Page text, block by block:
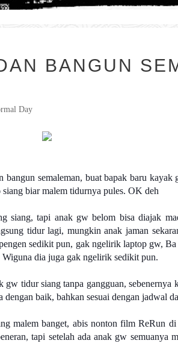
BANGUN
Day
bangun semaleman, buat bapak baru
biar malem tidurnya pules. OK deh
siang, tapi anak gw belom bisa diajak
tidur lagi, mungkin anak jaman
sedikit pun, gak ngelirik laptop gw,
dia juga gak ngelirik sedikit pun.
gw tidur siang tanpa gangguan,
baik, bahkan sesuai dengan jadwal
malem banget, abis nonton film ReRun
tapi setelah ada anak gw semuanya